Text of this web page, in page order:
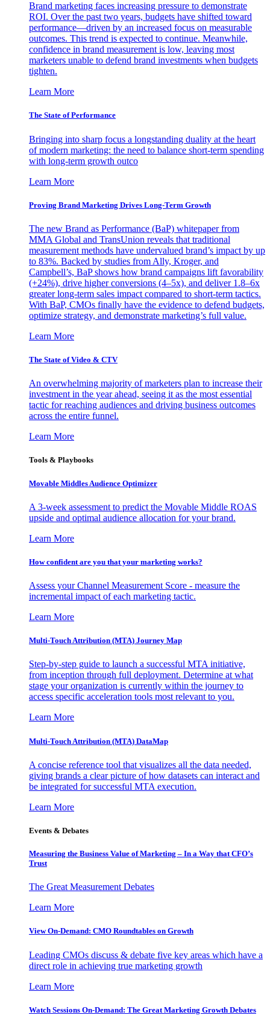
Brand marketing faces increasing pressure to demonstrate
ROI. Over the past two years, budgets have shifted toward
performance—driven by an increased focus on measurable
outcomes. This trend is expected to continue. Meanwhile,
confidence in brand measurement is low, leaving most
marketers unable to defend brand investments when budgets
tighten.
Learn More
The State of Performance
Bringing into sharp focus a longstanding duality at the heart
of modern marketing: the need to balance short-term spending
with long-term growth outco
Learn More
Proving Brand Marketing Drives Long-Term Growth
The new Brand as Performance (BaP) whitepaper from
MMA Global and TransUnion reveals that traditional
measurement methods have undervalued brand’s impact by up
to 83%. Backed by studies from Ally, Kroger, and
Campbell’s, BaP shows how brand campaigns lift favorability
(+24%), drive higher conversions (4–5x), and deliver 1.8–6x
greater long-term sales impact compared to short-term tactics.
With BaP, CMOs finally have the evidence to defend budgets,
optimize strategy, and demonstrate marketing’s full value.
Learn More
The State of Video & CTV
An overwhelming majority of marketers plan to increase their
investment in the year ahead, seeing it as the most essential
tactic for reaching audiences and driving business outcomes
across the entire funnel.
Learn More
Tools & Playbooks
Movable Middles Audience Optimizer
A 3-week assessment to predict the Movable Middle ROAS
upside and optimal audience allocation for your brand.
Learn More
How confident are you that your marketing works?
Assess your Channel Measurement Score - measure the
incremental impact of each marketing tactic.
Learn More
Multi-Touch Attribution (MTA) Journey Map
Step-by-step guide to launch a successful MTA initiative,
from inception through full deployment. Determine at what
stage your organization is currently within the journey to
access specific acceleration tools most relevant to you.
Learn More
Multi-Touch Attribution (MTA) DataMap
A concise reference tool that visualizes all the data needed,
giving brands a clear picture of how datasets can interact and
be integrated for successful MTA execution.
Learn More
Events & Debates
Measuring the Business Value of Marketing – In a Way that CFO’s
Trust
The Great Measurement Debates
Learn More
View On-Demand: CMO Roundtables on Growth
Leading CMOs discuss & debate five key areas which have a
direct role in achieving true marketing growth
Learn More
Watch Sessions On-Demand: The Great Marketing Growth Debates